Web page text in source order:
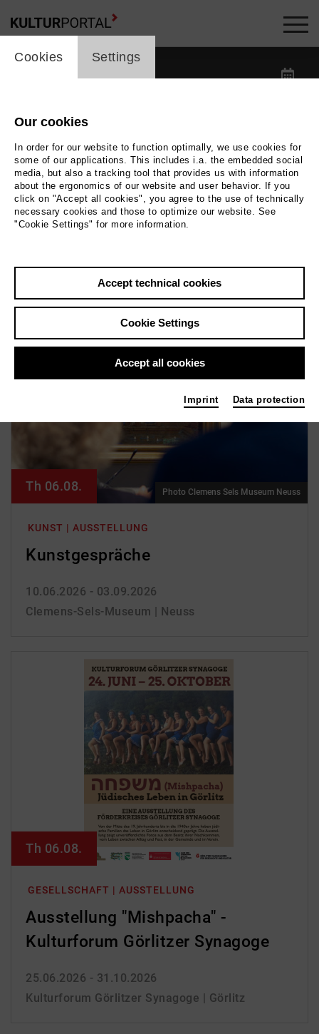
Kalender -
label_category
label_location
KUNST | AUSSTELLUNG
Kunst­gespräche
10.06.2026 - 03.09.2026
Clemens-Sels-Museum | Neuss
Th 06.08. Photo Clemens Sels Museum Neuss
GESELLSCHAFT | AUSSTELLUNG
Ausstellung "Mishpacha" -
Kulturforum Görlitzer Synagoge
25.06.2026 - 31.10.2026
Kulturforum Görlitzer Synagoge | Görlitz
Th 06.08.
cookie_layer
Cookies Settings
Our cookies
In order for our website to function optimally, we use cookies for
some of our applications. This includes i.a. the embedded social
media, but also a tracking tool that provides us with information
about the ergonomics of our website and user behavior. If you
click on "Accept all cookies", you agree to the use of technically
necessary cookies and those to optimize our website. See
"Cookie Settings" for more information.
Accept technical cookies
Cookie Settings
Accept all cookies
Imprint Data protection